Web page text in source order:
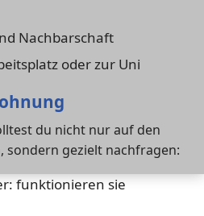
Nachbarschaft
oder zur Uni
du nicht nur auf den
sondern gezielt nachfragen:
funktionieren sie